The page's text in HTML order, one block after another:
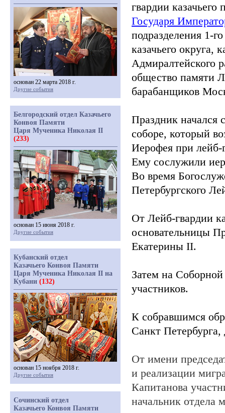
гвардии казачьего
Государя
подразделения 1-
казачьего округа,
Адмиралтейского
общество памяти
барабанщиков
Праздник начался
соборе, который
Иерофея при лейб-
Ему сослужили
Во время
Петербургского
От Лейб-гвардии
основательницы
Екатерины II.
Затем на
участников.
К собравшимся
Санкт Петербурга,
От имени
и реализации
Капитанова
начальник отдела
основан 22 марта 2018 г.
Другие события
Белгородский отдел Казачьего
Конвоя Памяти
Царя Мученика Николая II
(233)
основан 15 июня 2018 г.
Другие события
Кубанский отдел
Казачьего Конвоя Памяти
Царя Мученика Николая II на
Кубани (132)
основан 15 ноября 2018 г.
Другие события
Сочинский отдел
Казачьего Конвоя Памяти